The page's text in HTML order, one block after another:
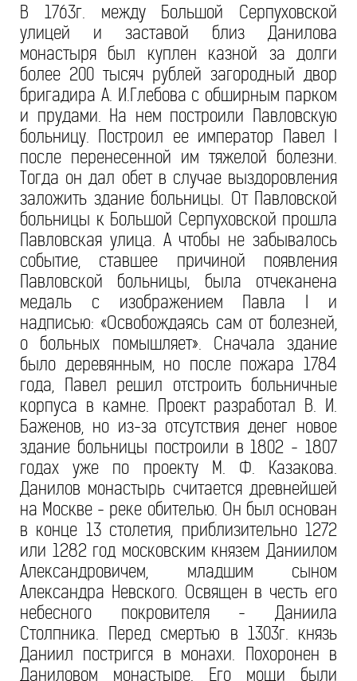
В 1763г. между Большой Серпуховской
улицей и заставой близ Данилова
монастыря был куплен казной за долги
более 200 тысяч рублей загородный двор
бригадира А. И.Глебова с обширным парком
и прудами. На нем построили Павловскую
больницу. Построил ее император Павел I
после перенесенной им тяжелой болезни.
Тогда он дал обет в случае выздоровления
заложить здание больницы. От Павловской
больницы к Большой Серпуховской прошла
Павловская улица. А чтобы не забывалось
событие, ставшее причиной появления
Павловской больницы, была отчеканена
медаль с изображением Павла I и
надписью: «Освобождаясь сам от болезней,
о больных помышляет». Сначала здание
было деревянным, но после пожара 1784
года, Павел решил отстроить больничные
корпуса в камне. Проект разработал В. И.
Баженов, но из-за отсутствия денег новое
здание больницы построили в 1802 - 1807
годах уже по проекту М. Ф. Казакова.
Данилов монастырь считается древнейшей
на Москве - реке обителью. Он был основан
в конце 13 столетия, приблизительно 1272
или 1282 год московским князем Даниилом
Александровичем, младшим сыном
Александра Невского. Освящен в честь его
небесного покровителя - Даниила
Столпника. Перед смертью в 1303г. князь
Даниил постригся в монахи. Похоронен в
Даниловом монастыре. Его мощи были